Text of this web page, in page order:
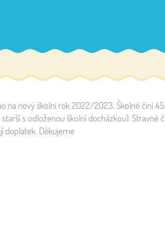
na nový školní rok 2022/2023. Školné činí
starší s odloženou školní docházkou).
doplatek. Děkujeme